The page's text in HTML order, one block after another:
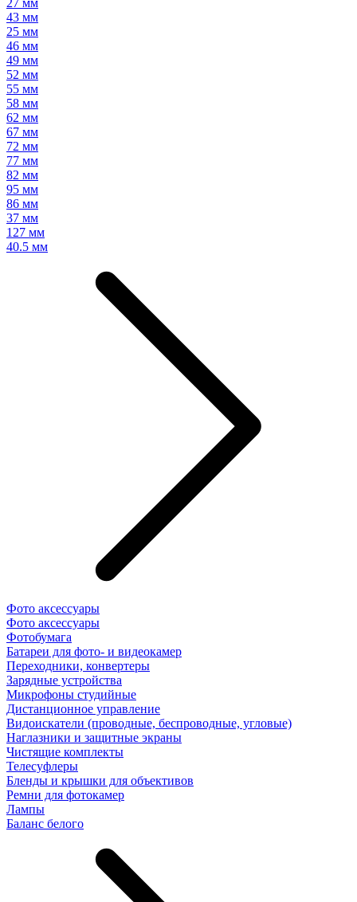
27 мм
43 мм
25 мм
46 мм
49 мм
52 мм
55 мм
58 мм
62 мм
67 мм
72 мм
77 мм
82 мм
95 мм
86 мм
37 мм
127 мм
40.5 мм
Фото аксессуары
Фото аксессуары
Фотобумага
Батареи для фото- и видеокамер
Переходники, конвертеры
Зарядные устройства
Микрофоны студийные
Дистанционное управление
Видоискатели (проводные, беспроводные, угловые)
Наглазники и защитные экраны
Чистящие комплекты
Телесуфлеры
Бленды и крышки для объективов
Ремни для фотокамер
Лампы
Баланс белого